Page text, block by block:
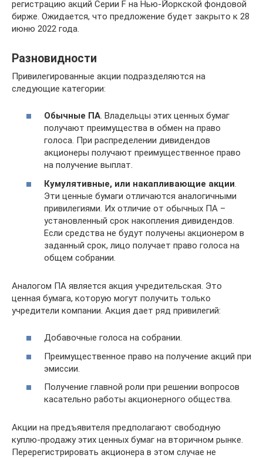
регистрацию акций Серии F на Нью-Йоркской фондовой
бирже. Ожидается, что предложение будет закрыто к 28
июню 2022 года.
Разновидности
Привилегированные акции подразделяются на
следующие категории:
Обычные ПА. Владельцы этих ценных бумаг
получают преимущества в обмен на право
голоса. При распределении дивидендов
акционеры получают преимущественное право
на получение выплат.
Кумулятивные, или накапливающие акции
Эти ценные бумаги отличаются аналогичными
привилегиями. Их отличие от обычных ПА –
установленный срок накопления дивидендов.
Если средства не будут получены акционером в
заданный срок, лицо получает право голоса на
общем собрании.
Аналогом ПА является акция учредительская. Это
ценная бумага, которую могут получить только
учредители компании. Акция дает ряд привилегий:
Добавочные голоса на собрании.
Преимущественное право на получение акций при
эмиссии.
Получение главной роли при решении вопросов
касательно работы акционерного общества.
Акции на предъявителя предполагают свободную
куплю-продажу этих ценных бумаг на вторичном рынке.
Перерегистрировать акционера в этом случае не